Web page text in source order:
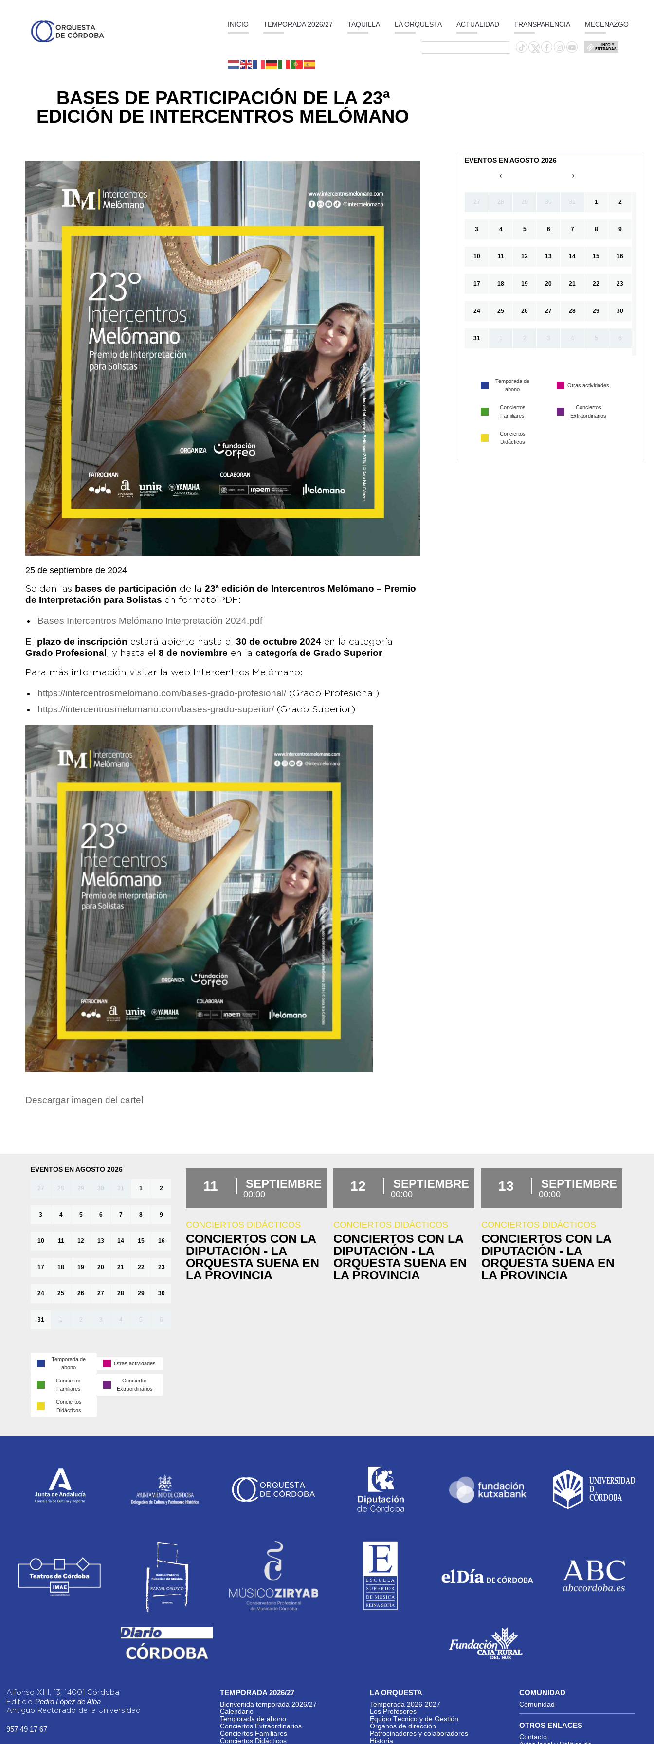
INICIO TEMPORADA 2026/27 TAQUILLA LA ORQUESTA ACTUALIDAD TRANSPARENCIA MECENAZGO
+ INFO Y
ENTRADAS
BASES DE PARTICIPACIÓN DE LA 23ª
EDICIÓN DE INTERCENTROS MELÓMANO
25 de septiembre de 2024
Se dan las bases de participación de la 23ª edición de Intercentros Melómano – Premio
de Interpretación para Solistas en formato PDF:
Bases Intercentros Melómano Interpretación 2024.pdf
El plazo de inscripción estará abierto hasta el 30 de octubre 2024 en la categoría
Grado Profesional , y hasta el 8 de noviembre en la categoría de Grado Superior.
Para más información visitar la web Intercentros Melómano:
https://intercentrosmelomano.com/bases-grado-profesional/ (Grado Profesional)
https://intercentrosmelomano.com/bases-grado-superior/ (Grado Superior)
Descargar imagen del cartel
EVENTOS EN AGOSTO 2026
27 28 29 30 31 1 2
3 4 5 6 7 8 9
10 11 12 13 14 15 16
17 18 19 20 21 22 23
24 25 26 27 28 29 30
31 1 2 3 4 5 6
Temporada de
abono
Otras actividades
Conciertos
Familiares
Conciertos
Extraordinarios
Conciertos
Didácticos
EVENTOS EN AGOSTO 2026
27 28 29 30 31 1 2
3 4 5 6 7 8 9
10 11 12 13 14 15 16
17 18 19 20 21 22 23
24 25 26 27 28 29 30
31 1 2 3 4 5 6
Temporada de
abono
Otras actividades
Conciertos
Familiares
Conciertos
Extraordinarios
Conciertos
Didácticos
11 SEPTIEMBRE
00:00
CONCIERTOS DIDÁCTICOS
CONCIERTOS CON LA
DIPUTACIÓN - LA
ORQUESTA SUENA EN
LA PROVINCIA
12 SEPTIEMBRE
00:00
CONCIERTOS DIDÁCTICOS
CONCIERTOS CON LA
DIPUTACIÓN - LA
ORQUESTA SUENA EN
LA PROVINCIA
13 SEPTIEMBRE
00:00
CONCIERTOS DIDÁCTICOS
CONCIERTOS CON LA
DIPUTACIÓN - LA
ORQUESTA SUENA EN
LA PROVINCIA
Alfonso XIII, 13, 14001 Córdoba
Edificio Pedro López de Alba
Antiguo Rectorado de la Universidad
957 49 17 67
TEMPORADA 2026/27
Bienvenida temporada 2026/27
Calendario
Temporada de abono
Conciertos Extraordinarios
Conciertos Familiares
Conciertos Didácticos
LA ORQUESTA
Temporada 2026-2027
Los Profesores
Equipo Técnico y de Gestión
Órganos de dirección
Patrocinadores y colaboradores
Historia
COMUNIDAD
Comunidad
OTROS ENLACES
Contacto